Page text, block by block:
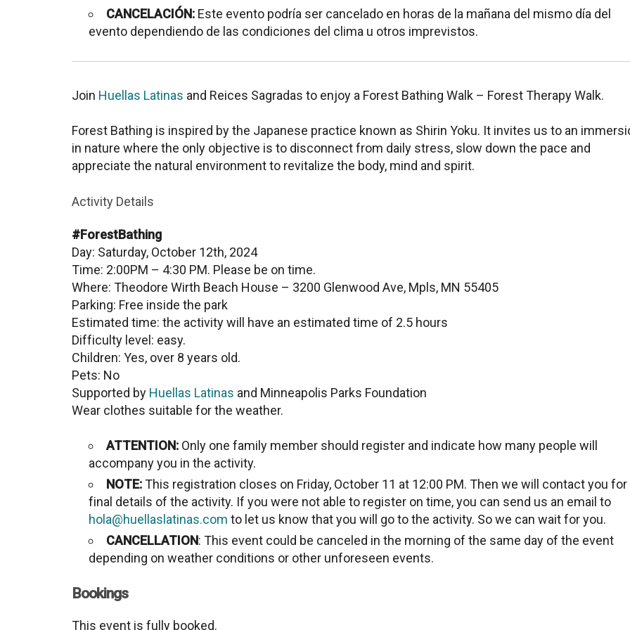
CANCELACIÓN: Este evento podría ser cancelado en horas de la mañana del mismo día del
evento dependiendo de las condiciones del clima u otros imprevistos.
Join Huellas Latinas and Reices Sagradas to enjoy a Forest Bathing Walk – Forest Therapy Walk.
Forest Bathing is inspired by the Japanese practice known as Shirin Yoku. It invites us to an
in nature where the only objective is to disconnect from daily stress, slow down the pace and
appreciate the natural environment to revitalize the body, mind and spirit.
Activity Details
#ForestBathing
Day: Saturday, October 12th, 2024
Time: 2:00PM – 4:30 PM. Please be on time.
Where: Theodore Wirth Beach House – 3200 Glenwood Ave, Mpls, MN 55405
Parking: Free inside the park
Estimated time: the activity will have an estimated time of 2.5 hours
Difficulty level: easy.
Children: Yes, over 8 years old.
Pets: No
Supported by Huellas Latinas and Minneapolis Parks Foundation
Wear clothes suitable for the weather.
ATTENTION: Only one family member should register and indicate how many people will
accompany you in the activity.
NOTE:This registration closes on Friday, October 11 at 12:00 PM. Then we will contact you
final details of the activity. If you were not able to register on time, you can send us an email to
hola@huellaslatinas.com to let us know that you will go to the activity. So we can wait for you.
CANCELLATION: This event could be canceled in the morning of the same day of the event
depending on weather conditions or other unforeseen events.
Bookings
This event is fully booked.